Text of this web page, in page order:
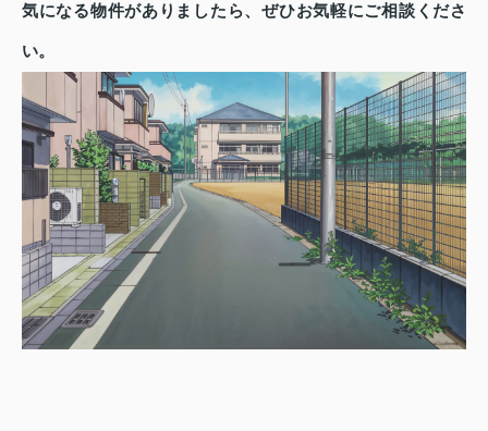
気になる物件がありましたら、ぜひお気軽にご相談くださ
い。